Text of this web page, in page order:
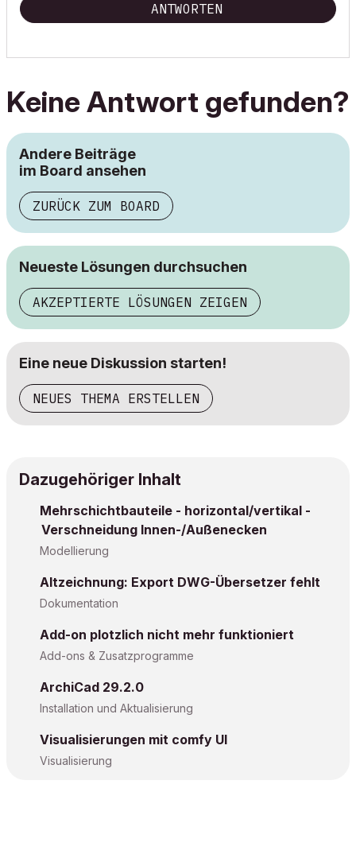
ANTWORTEN
Keine Antwort gefunden?
Andere Beiträge
im Board ansehen
ZURÜCK ZUM BOARD
Neueste Lösungen durchsuchen
AKZEPTIERTE LÖSUNGEN ZEIGEN
Eine neue Diskussion starten!
NEUES THEMA ERSTELLEN
Dazugehöriger Inhalt
Mehrschichtbauteile - horizontal/vertikal -
Verschneidung Innen-/Außenecken
Modellierung
Altzeichnung: Export DWG-Übersetzer fehlt
Dokumentation
Add-on plotzlich nicht mehr funktioniert
Add-ons & Zusatzprogramme
ArchiCad 29.2.0
Installation und Aktualisierung
Visualisierungen mit comfy UI
Visualisierung